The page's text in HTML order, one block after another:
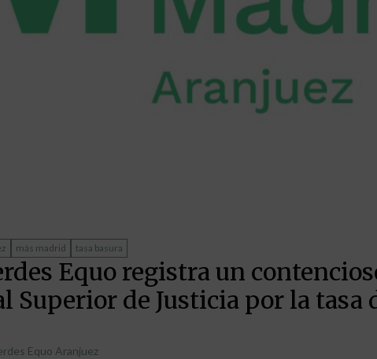
más madrid tasa basura
Equo registra un
Superior de Justicia por la tasa
Equo Aranjuez